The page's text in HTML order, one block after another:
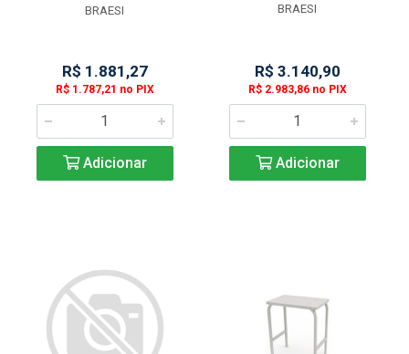
BRAESI
R$ 1.881,27
R$ 1.787,21 no PIX
Adicionar
BRAESI
R$ 3.140,90
R$ 2.983,86 no PIX
Adicionar